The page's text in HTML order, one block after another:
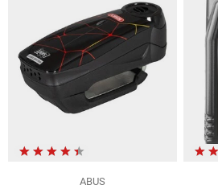
ABUS